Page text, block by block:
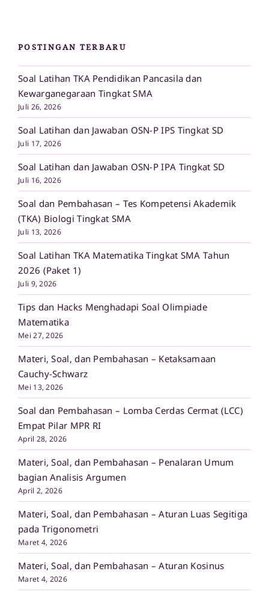
POSTINGAN TERBARU
Soal Latihan TKA Pendidikan Pancasila dan
Kewarganegaraan Tingkat SMA
Juli 26, 2026
Soal Latihan dan Jawaban OSN-P IPS Tingkat SD
Juli 17, 2026
Soal Latihan dan Jawaban OSN-P IPA Tingkat SD
Juli 16, 2026
Soal dan Pembahasan – Tes Kompetensi Akademik
(TKA) Biologi Tingkat SMA
Juli 13, 2026
Soal Latihan TKA Matematika Tingkat SMA Tahun
2026 (Paket 1)
Juli 9, 2026
Tips dan Hacks Menghadapi Soal Olimpiade
Matematika
Mei 27, 2026
Materi, Soal, dan Pembahasan – Ketaksamaan
Cauchy-Schwarz
Mei 13, 2026
Soal dan Pembahasan – Lomba Cerdas Cermat (LCC)
Empat Pilar MPR RI
April 28, 2026
Materi, Soal, dan Pembahasan – Penalaran Umum
bagian Analisis Argumen
April 2, 2026
Materi, Soal, dan Pembahasan – Aturan Luas Segitiga
pada Trigonometri
Maret 4, 2026
Materi, Soal, dan Pembahasan – Aturan Kosinus
Maret 4, 2026